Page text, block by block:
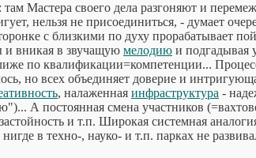
: там Мастера своего дела разгоняют и
нельзя не присоединиться, - думает
с близкими по духу прорабатывает
и вникая в звучащую мелодию и подгадывая
по квалификации=компетенции...
но всех объединяет доверие и
, налаженная инфраструктура -
А постоянная смена участников
и т.п. Широкая системная
в техно-, науко- и т.п. парках не